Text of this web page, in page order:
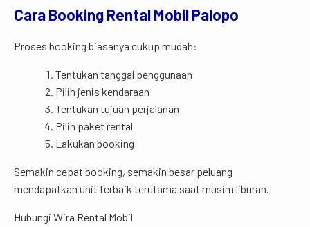
Cara Booking Rental Mobil Palopo
Proses booking biasanya cukup mudah:
Tentukan tanggal penggunaan
Pilih jenis kendaraan
Tentukan tujuan perjalanan
Pilih paket rental
Lakukan booking
Semakin cepat booking, semakin besar peluang
mendapatkan unit terbaik terutama saat musim liburan.
Hubungi Wira Rental Mobil